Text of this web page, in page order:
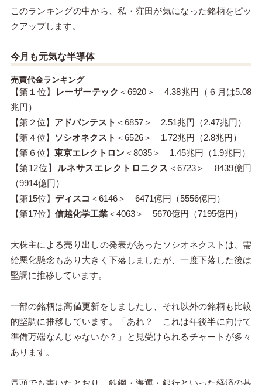
このランキングの中から、私・窪田が気になった銘柄をピッ
クアップします。
今月も元気な半導体
売買代金ランキング
【第１位】 レーザーテック ＜6920＞ 4.38兆円（６月は5.08
兆円）
【第２位】 アドバンテスト ＜6857＞ 2.51兆円（2.47兆円）
【第４位】
ソシオネクスト ＜6526＞ 1.72兆円（2.8兆円）
【第６位】 東京エレクトロン＜8035＞ 1.45兆円（1.9兆円）
【第12位】 ルネサスエレクトロニクス ＜6723＞ 8439億円
（9914億円）
【第15位】 ディスコ ＜6146＞ 6471億円（5556億円）
【第17位】 信越化学工業＜4063＞ 5670億円（7195億円）
大株主による売り出しの発表があったソシオネクストは、需
給悪化懸念もあり大きく下落しましたが、一度下落した後は
堅調に推移しています。
一部の銘柄は高値更新をしましたし、それ以外の銘柄も比較
的堅調に推移しています。「あれ？ これは年後半に向けて
準備万端なんじゃないか？」と見受けられるチャートが多々
あります。